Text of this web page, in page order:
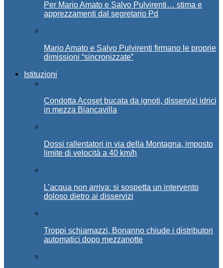
Per Mario Amato e Salvo Pulvirenti… stima e
apprezzamenti dal segretario Pd
Mario Amato e Salvo Pulvirenti firmano le proprie
dimissioni “sincronizzate”
Istituzioni
Condotta Acoset bucata da ignoti, disservizi idrici
in mezza Biancavilla
Dossi rallentatori in via della Montagna, imposto
limite di velocità a 40 km/h
L’acqua non arriva: si sospetta un intervento
doloso dietro ai disservizi
Troppi schiamazzi, Bonanno chiude i distributori
automatici dopo mezzanotte